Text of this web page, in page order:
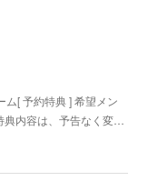
[ 予約特典 ] 希望メン
内容は、予告なく変…